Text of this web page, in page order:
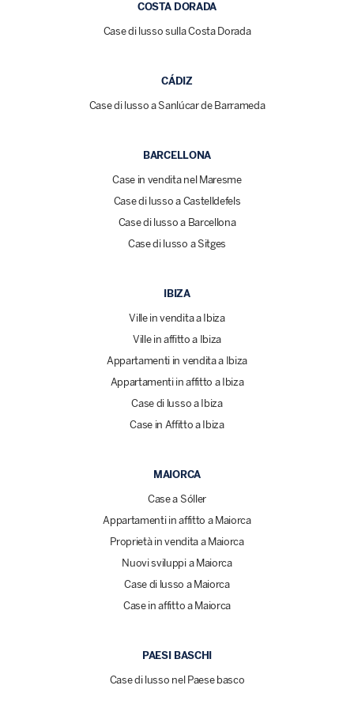
COSTA DORADA
Case di lusso sulla Costa Dorada
CÁDIZ
Case di lusso a Sanlúcar de Barrameda
BARCELLONA
Case in vendita nel Maresme
Case di lusso a Castelldefels
Case di lusso a Barcellona
Case di lusso a Sitges
IBIZA
Ville in vendita a Ibiza
Ville in affitto a Ibiza
Appartamenti in vendita a Ibiza
Appartamenti in affitto a Ibiza
Case di lusso a Ibiza
Case in Affitto a Ibiza
MAIORCA
Case a Sóller
Appartamenti in affitto a Maiorca
Proprietà in vendita a Maiorca
Nuovi sviluppi a Maiorca
Case di lusso a Maiorca
Case in affitto a Maiorca
PAESI BASCHI
Case di lusso nel Paese basco